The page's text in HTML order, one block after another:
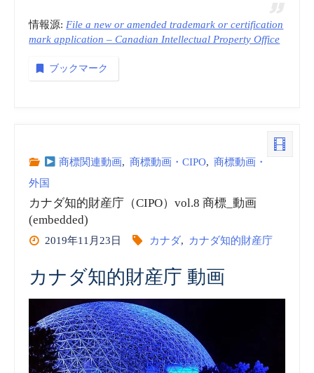
情報源: File a new or amended trademark or certification
mark application – Canadian Intellectual Property Office
ブックマーク
商標関連動画, 商標動画・CIPO, 商標動画・
外国
カナダ知的財産庁（CIPO）vol.8 商標_動画
(embedded)
2019年11月23日 カナダ, カナダ知的財産庁
カナダ知的財産庁 動画